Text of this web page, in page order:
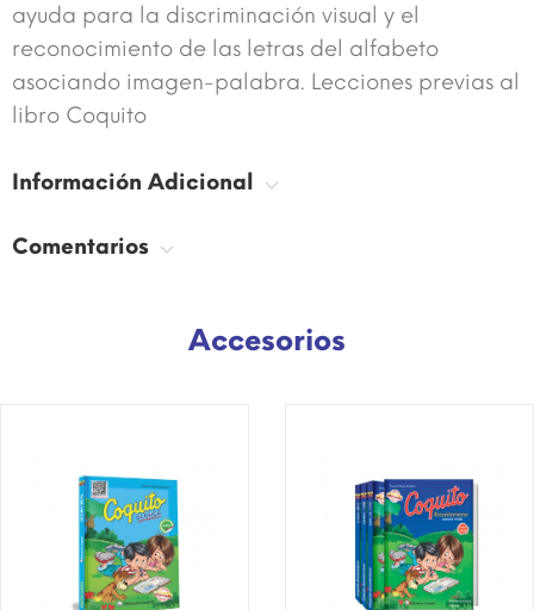
ayuda para la discriminación visual y el
reconocimiento de las letras del alfabeto
asociando imagen-palabra. Lecciones previas al
libro Coquito
Información Adicional
Comentarios
Accesorios